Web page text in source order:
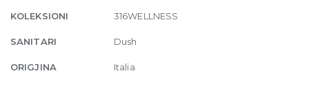
KOLEKSIONI 316WELLNESS
SANITARI Dush
ORIGJINA Italia